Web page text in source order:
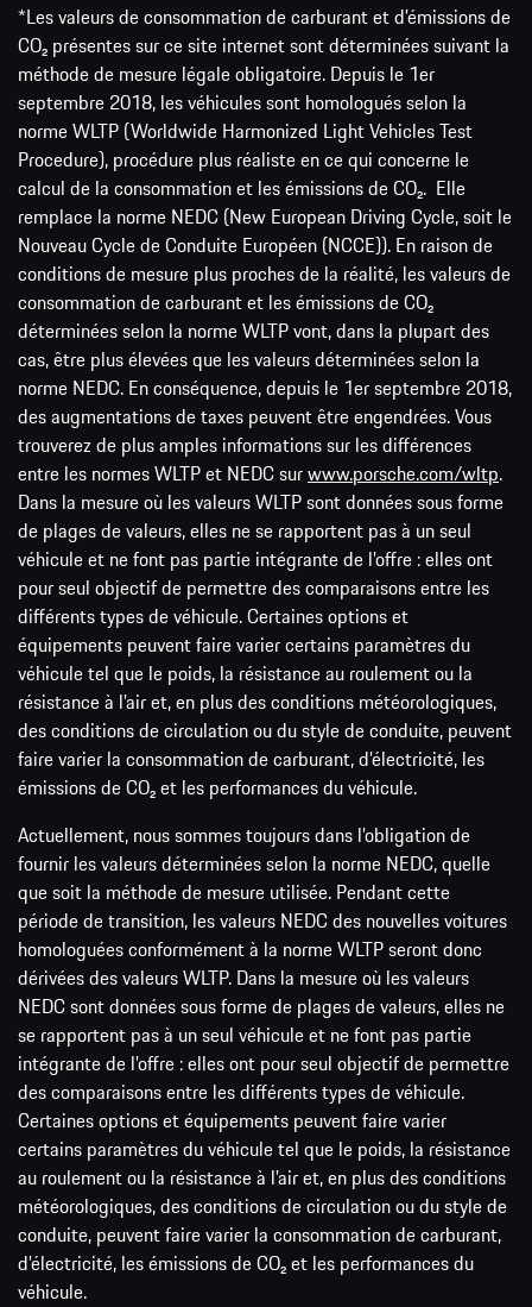
*Les valeurs de consommation de carburant et d’émissions de
CO₂ présentes sur ce site internet sont déterminées suivant la
méthode de mesure légale obligatoire. Depuis le 1er
septembre 2018, les véhicules sont homologués selon la
norme WLTP (Worldwide Harmonized Light Vehicles Test
Procedure), procédure plus réaliste en ce qui concerne le
calcul de la consommation et les émissions de CO₂. Elle
remplace la norme NEDC (New European Driving Cycle, soit le
Nouveau Cycle de Conduite Européen (NCCE)). En raison de
conditions de mesure plus proches de la réalité, les valeurs de
consommation de carburant et les émissions de CO₂
déterminées selon la norme WLTP vont, dans la plupart des
cas, être plus élevées que les valeurs déterminées selon la
norme NEDC. En conséquence, depuis le 1er septembre 2018,
des augmentations de taxes peuvent être engendrées. Vous
trouverez de plus amples informations sur les différences
entre les normes WLTP et NEDC surwww.porsche.com/wltp.
Dans la mesure où les valeurs WLTP sont données sous forme
de plages de valeurs, elles ne se rapportent pas à un seul
véhicule et ne font pas partie intégrante de l’offre : elles ont
pour seul objectif de permettre des comparaisons entre les
différents types de véhicule. Certaines options et
équipements peuvent faire varier certains paramètres du
véhicule tel que le poids, la résistance au roulement ou la
résistance à l’air et, en plus des conditions météorologiques,
des conditions de circulation ou du style de conduite, peuvent
faire varier la consommation de carburant, d’électricité, les
émissions de CO₂ et les performances du véhicule.
Actuellement, nous sommes toujours dans l’obligation de
fournir les valeurs déterminées selon la norme NEDC, quelle
que soit la méthode de mesure utilisée. Pendant cette
période de transition, les valeurs NEDC des nouvelles voitures
homologuées conformément à la norme WLTP seront donc
dérivées des valeurs WLTP. Dans la mesure où les valeurs
NEDC sont données sous forme de plages de valeurs, elles ne
se rapportent pas à un seul véhicule et ne font pas partie
intégrante de l’offre : elles ont pour seul objectif de permettre
des comparaisons entre les différents types de véhicule.
Certaines options et équipements peuvent faire varier
certains paramètres du véhicule tel que le poids, la résistance
au roulement ou la résistance à l’air et, en plus des conditions
météorologiques, des conditions de circulation ou du style de
conduite, peuvent faire varier la consommation de carburant,
d’électricité, les émissions de CO₂ et les performances du
véhicule.